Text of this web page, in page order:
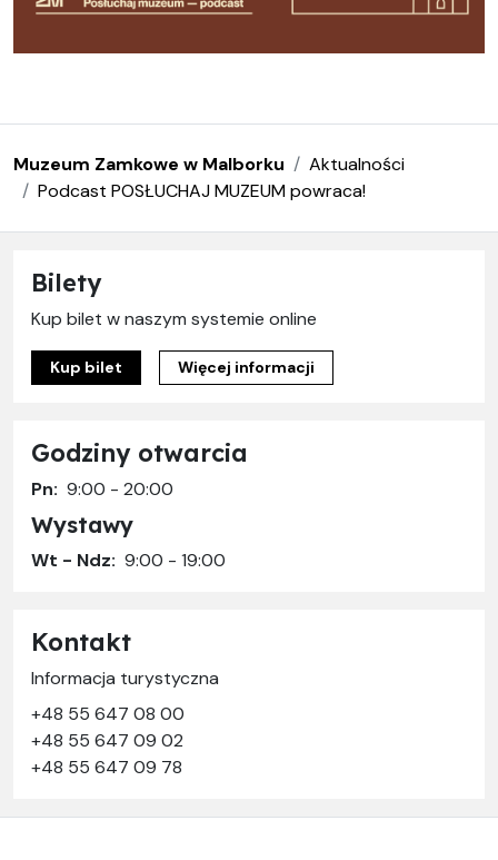
Muzeum Zamkowe w Malborku
Aktualności
Podcast POSŁUCHAJ MUZEUM powraca!
Bilety
Kup bilet w naszym systemie online
Kup bilet Więcej informacji
Godziny otwarcia
Pn: 9:00 - 20:00
Wystawy
Wt - Ndz: 9:00 - 19:00
Kontakt
Informacja turystyczna
+48 55 647 08 00
+48 55 647 09 02
+48 55 647 09 78